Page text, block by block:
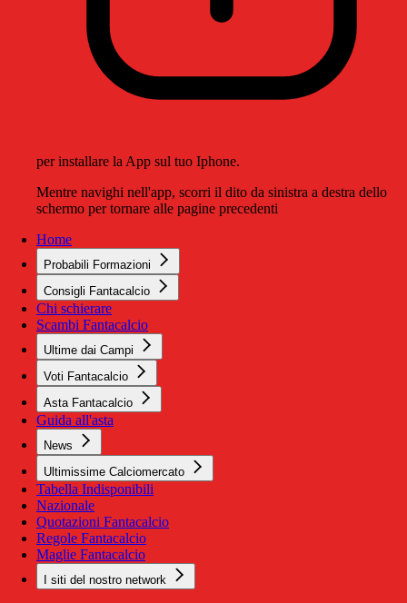
per installare la App sul tuo Iphone.
Mentre navighi nell'app, scorri il dito da sinistra a destra dello
schermo per tornare alle pagine precedenti
Home
Probabili Formazioni
Consigli Fantacalcio
Chi schierare
Scambi Fantacalcio
Ultime dai Campi
Voti Fantacalcio
Asta Fantacalcio
Guida all'asta
News
Ultimissime Calciomercato
Tabella Indisponibili
Nazionale
Quotazioni Fantacalcio
Regole Fantacalcio
Maglie Fantacalcio
I siti del nostro network